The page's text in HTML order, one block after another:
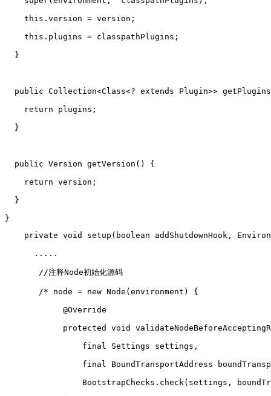
    this.version = version;
    this.plugins = classpathPlugins;
  }
public Collection<Class<? extends Plugin>>
    return plugins;
  }
  public Version getVersion() {
    return version;
  }
}
private void setup(boolean addShutdownHook,
      .....
       //注释Node初始化源码
       /* node = new Node(environment) {
            @Override
protected void
                final Settings settings,
final BoundTransportAddress
BootstrapChecks.check(settings,